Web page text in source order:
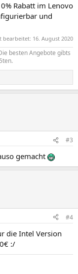
Rabatt im Lenovo
und
bearbeitet: 16. August 2020
besten Angebote gibts
#3
gemacht
#4
die Intel Version
:/